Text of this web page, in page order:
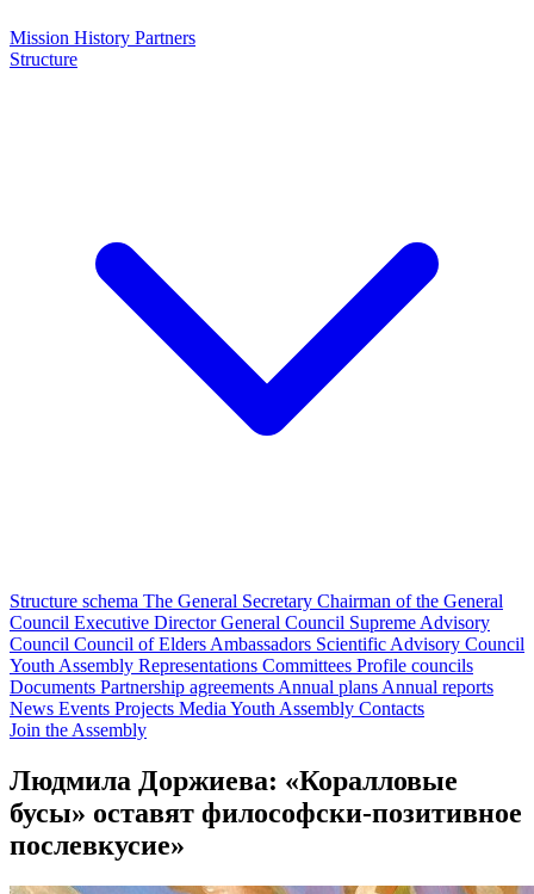
Mission History Partners
Structure
Structure schema The General Secretary Chairman of the General
Council Executive DirectorGeneral Council Supreme Advisory
Council Council of Elders Ambassadors Scientific Advisory Council
Youth Assembly Representations Committees Profile councils
Documents Partnership agreements Annual plans Annual reports
News Events Projects Media Youth Assembly Contacts
Join the Assembly
Людмила Доржиева: «Коралловые
бусы» оставят философски-позитивное
послевкусие»